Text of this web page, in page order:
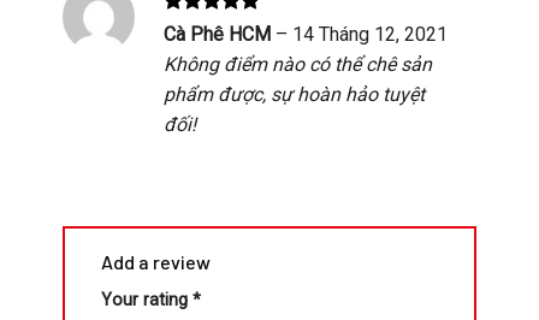
Rated5
Cà Phê HCM – 14 Tháng 12, 2021
Không điểm nào có thể chê sản
phẩm được, sự hoàn hảo tuyệt
đối!
Add a review
Your rating *